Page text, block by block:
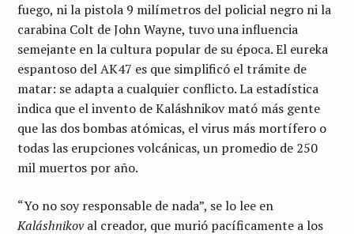
fuego, ni la pistola 9 milímetros del policial negro ni la
carabina Colt de John Wayne, tuvo una influencia
semejante en la cultura popular de su época. El eureka
espantoso del AK47 es que simplificó el trámite de
matar: se adapta a cualquier conflicto. La estadística
indica que el invento de Kaláshnikov mató más gente
que las dos bombas atómicas, el virus más mortífero o
todas las erupciones volcánicas, un promedio de 250
mil muertos por año.
“Yo no soy responsable de nada”, se lo lee en
Kaláshnikoval creador, que murió pacíficamente a los